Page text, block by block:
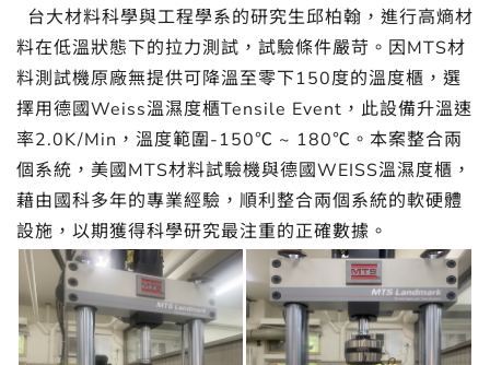
台大材料科學與工程學系的研究生邱柏翰，進行高熵材
料在低溫狀態下的拉力測試，試驗條件嚴苛。因MTS材
料測試機原廠無提供可降溫至零下150度的溫度櫃，選
擇用德國Weiss溫濕度櫃Tensile Event，此設備升溫速
率2.0K/Min，溫度範圍-150℃ ~ 180℃。本案整合兩
個系統，美國MTS材料試驗機與德國WEISS溫濕度櫃，
藉由國科多年的專業經驗，順利整合兩個系統的軟硬體
設施，以期獲得科學研究最注重的正確數據。